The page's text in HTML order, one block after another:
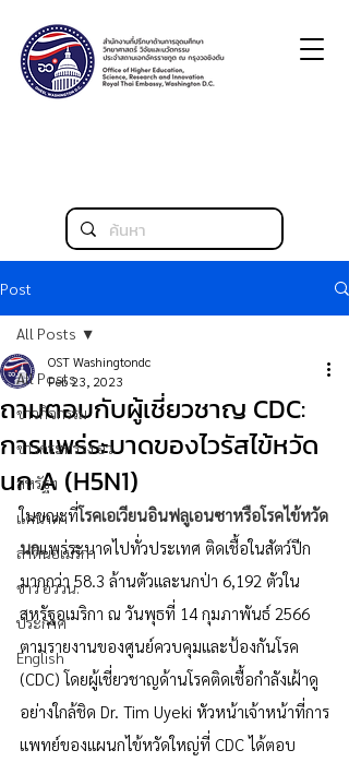
Post
All Posts
ข่าวกิจกรรม
ข่าวกระทรวง อว.
สหรัฐฯ
แคนาดา
ลาตินอเมริกา
ข่าว อววน.
ประกาศ
English
All Posts
ถามตอบกับผู้เชี่ยวชาญ CDC:
การแพร่ระบาดของไวรัสไข้หวัด
นก A (H5N1)
OST Washingtondc
Feb 23, 2023
ในขณะที่โรคเอเวียนอินฟลูเอนซาหรือโรคไข้หวัด
นกแพร่ระบาดไปทั่วประเทศ ติดเชื้อในสัตว์ปีก
มากกว่า 58.3 ล้านตัวและนกป่า 6,192 ตัวใน
สหรัฐอเมริกา ณ วันพุธที่ 14 กุมภาพันธ์ 2566
ตามรายงานของศูนย์ควบคุมและป้องกันโรค
(CDC) โดยผู้เชี่ยวชาญด้านโรคติดเชื้อกำลังเฝ้าดู
อย่างใกล้ชิด Dr. Tim Uyeki หัวหน้าเจ้าหน้าที่การ
แพทย์ของแผนกไข้หวัดใหญ่ที่ CDC ได้ตอบ